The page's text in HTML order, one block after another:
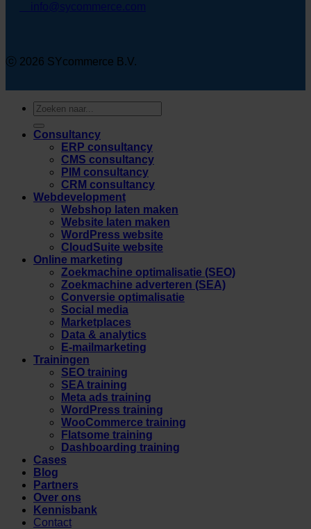
info@sycommerce.com
ⓒ 2026 SYcommerce B.V.
Zoeken
naar:
Consultancy
ERP consultancy
CMS consultancy
PIM consultancy
CRM consultancy
Webdevelopment
Webshop laten maken
Website laten maken
WordPress website
CloudSuite website
Online marketing
Zoekmachine optimalisatie (SEO)
Zoekmachine adverteren (SEA)
Conversie optimalisatie
Social media
Marketplaces
Data & analytics
E-mailmarketing
Trainingen
SEO training
SEA training
Meta ads training
WordPress training
WooCommerce training
Flatsome training
Dashboarding training
Cases
Blog
Partners
Over ons
Kennisbank
Contact